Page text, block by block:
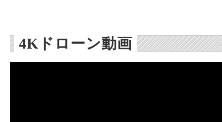
4Kドローン動画